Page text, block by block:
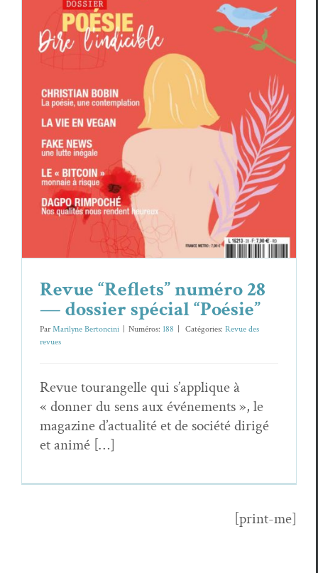
Revue “Reflets” numéro 28 — dossier
spécial “Poésie”
Revue des revues
Revue “Reflets” numéro 28
— dossier spécial “Poésie”
ParMarilyne Bertoncini Numéros: 188 Caté­gories: Revue des
revues
Revue tourangelle qui s’applique à
« don­ner du sens aux événe­ments », le
mag­a­zine d’actualité et de société dirigé
et animé […]
[print-me]